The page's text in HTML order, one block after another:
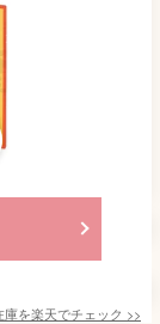
庫を楽天でチェック >>